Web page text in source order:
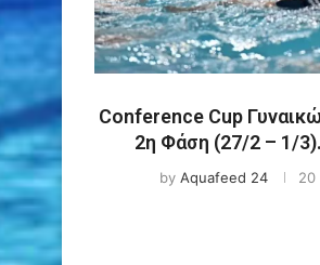
Conference Cup
2η Φάση (27/2 – 1/3).
by Aquafeed 24 20